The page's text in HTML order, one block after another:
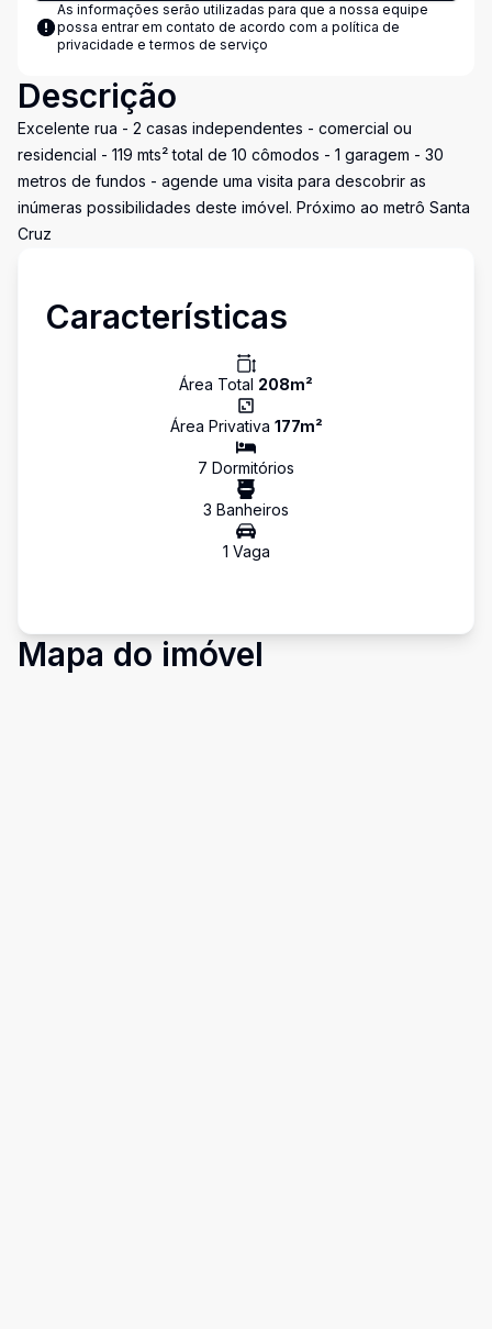
As informações serão utilizadas para que a nossa equipe
possa entrar em contato de acordo com a política de
privacidade e termos de serviço
Descrição
Excelente rua - 2 casas independentes - comercial ou
residencial - 119 mts² total de 10 cômodos - 1 garagem - 30
metros de fundos - agende uma visita para descobrir as
inúmeras possibilidades deste imóvel. Próximo ao metrô Santa
Cruz
Características
Área Total 208m²
Área Privativa 177m²
7 Dormitórios
3 Banheiros
1 Vaga
Mapa do imóvel